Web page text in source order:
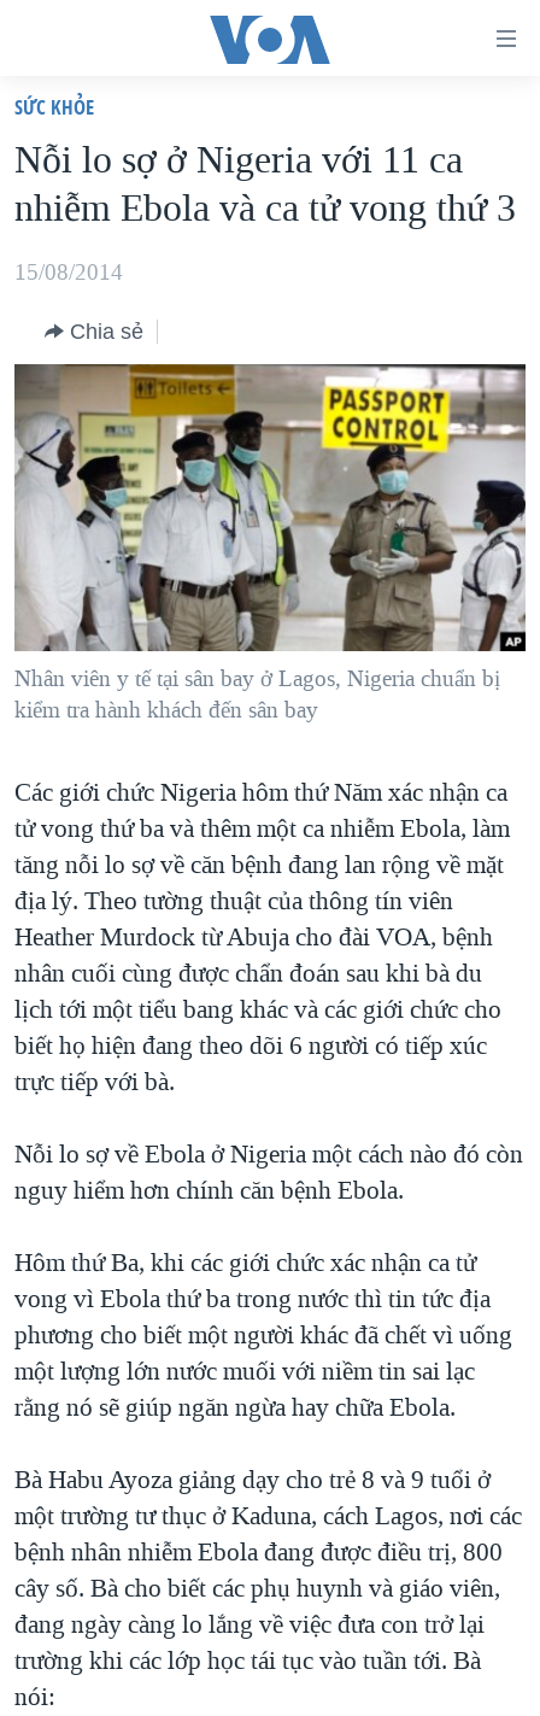
truy
cập
Tới
dung
chính
điều
hướng
chính
Đi
VIỆT NAM
HOA KỲ
BIỂN ĐÔNG
BLOG
DIỄN ĐÀN
MỤC
TỰ DO BÁO CHÍ
VẠCH TRẦN TIN GIẢ
NGƯỜI VIỆT HẢI NGOẠI
ĐỜI SỐNG
KINH TẾ
KHOA HỌC
VĂN HOÁ
THỂ THAO
GIÁO DỤC
CHUYÊN ĐỀ
CHIẾN TRANH THƯƠNG MẠI CỦA MỸ: QUÁ KHỨ VÀ HIỆN
HÀNH TRÌNH BẦU CỬ 2024
MỘT NĂM CHIẾN TRANH TẠI DẢI GAZA
GIẢI MÃ VÀNH ĐAI & CON ĐƯỜNG
NGÀY TỊ NẠN THẾ GIỚI
GROUND ZERO – XƯA VÀ NAY
CHI PHÍ CHIẾN TRANH AFGHANISTAN
CÁC GIÁ TRỊ CỘNG HÒA Ở VIỆT NAM
THƯỢNG ĐỈNH TRUMP-KIM TẠI VIỆT NAM
TRỊNH VĨNH BÌNH VS. CHÍNH PHỦ VIỆT NAM
NGƯ DÂN VIỆT VÀ LÀN SÓNG TRỘM HẢI SÂM
BÊN KIA QUỐC LỘ: TIẾNG VỌNG TỪ NÔNG THÔN MỸ
HỌC TIẾNG ANH
NGHE
MẠNG XÃ HỘI
Ngôn ngữ khác
SỨC KHỎE
Nỗi lo sợ ở Nigeria với 11 ca
nhiễm Ebola và ca tử vong thứ 3
15/08/2014
Chia sẻ
Nhân viên y tế tại sân bay ở Lagos, Nigeria chuẩn bị
kiểm tra hành khách đến sân bay
Các giới chức Nigeria hôm thứ Năm xác nhận ca
tử vong thứ ba và thêm một ca nhiễm Ebola, làm
tăng nỗi lo sợ về căn bệnh đang lan rộng về mặt
địa lý. Theo tường thuật của thông tín viên
Heather Murdock từ Abuja cho đài VOA, bệnh
nhân cuối cùng được chẩn đoán sau khi bà du
lịch tới một tiểu bang khác và các giới chức cho
biết họ hiện đang theo dõi 6 người có tiếp xúc
trực tiếp với bà.
Nỗi lo sợ về Ebola ở Nigeria một cách nào đó còn
nguy hiểm hơn chính căn bệnh Ebola.
Hôm thứ Ba, khi các giới chức xác nhận ca tử
vong vì Ebola thứ ba trong nước thì tin tức địa
phương cho biết một người khác đã chết vì uống
một lượng lớn nước muối với niềm tin sai lạc
rằng nó sẽ giúp ngăn ngừa hay chữa Ebola.
Bà Habu Ayoza giảng dạy cho trẻ 8 và 9 tuổi ở
một trường tư thục ở Kaduna, cách Lagos, nơi các
bệnh nhân nhiễm Ebola đang được điều trị, 800
cây số. Bà cho biết các phụ huynh và giáo viên,
đang ngày càng lo lắng về việc đưa con trở lại
trường khi các lớp học tái tục vào tuần tới. Bà
nói: